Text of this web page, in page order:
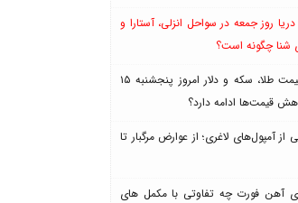
روز جمعه در سواحل انزلی، آستارا و
شنا چگونه است؟
آخرین قیمت طلا، سکه و دلار امروز پنجشنبه ۱۵
قیمت‌ها ادامه دارد؟
از آمپول‌های لاغری؛ از عوارض مرگبار تا
آهن فورت چه تفاوتی با مکمل های